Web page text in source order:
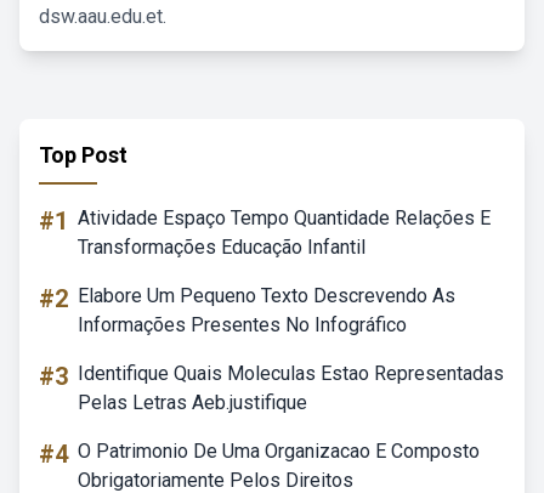
dsw.aau.edu.et.
Top Post
#1 Atividade Espaço Tempo Quantidade Relações E
Transformações Educação Infantil
#2 Elabore Um Pequeno Texto Descrevendo As
Informações Presentes No Infográfico
#3 Identifique Quais Moleculas Estao Representadas
Pelas Letras Aeb.justifique
#4 O Patrimonio De Uma Organizacao E Composto
Obrigatoriamente Pelos Direitos